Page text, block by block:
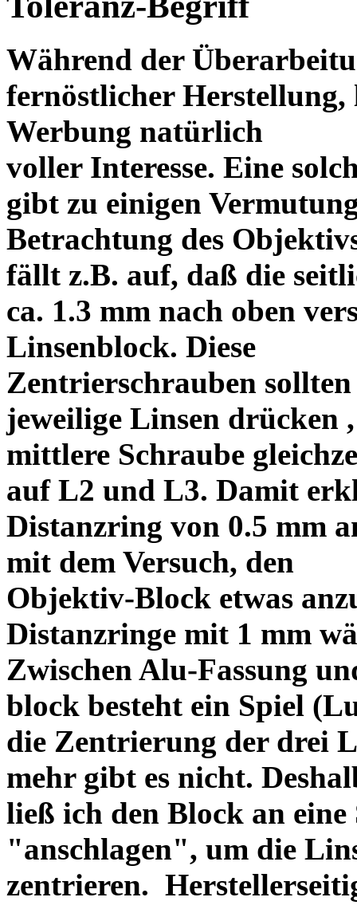
Während der
fernöstlicher Herstellung,
Werbung natürlich
voller Interesse. Eine
gibt zu einigen
Betrachtung des
fällt z.B. auf, daß die
ca. 1.3 mm nach oben
Linsenblock. Diese
Zentrierschrauben
jeweilige Linsen drücken
mittlere Schraube
auf L2 und L3. Damit
Distanzring von 0.5 mm
mit dem Versuch, den
Objektiv-Block etwas
Distanzringe mit 1 mm
Zwischen Alu-Fassung
block besteht ein Spiel
die Zentrierung der drei
mehr gibt es nicht.
ließ ich den Block an eine
"anschlagen", um die
zentrieren.